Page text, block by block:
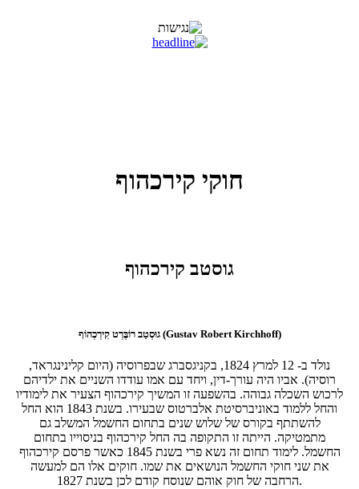
חוקי קירכהוף
גוסטב קירכהוף
גוּסְטַב רוֹבֶּרְט קִירְכְהוֹף (Gustav Robert Kirchhoff)
נולד ב- 12 למרץ 1824, בקניגסברג שבפרוסיה (היום קלינינגראד,
רוסיה). אביו היה עורך-דין, ויחד עם אמו עודדו השניים את ילדיהם
לרכוש השכלה גבוהה. בהשפעה זו המשיך קירכהוף הצעיר את לימודיו
והחל ללמוד באוניברסיטת אלברטוס שבעירו. בשנת 1843 הוא החל
להשתתף בקורס של שלוש שנים בתחום החשמל המשלב גם
מתמטיקה. הייתה זו התקופה בה החל קירכהוף בניסוייו בתחום
החשמל. לימוד תחום זה נשא פרי בשנת 1845 כאשר פרסם קירכהוף
את שני חוקי החשמל הנושאים את שמו. חוקים אלו הם למעשה
הרחבה של חוק אוהם שנוסח קודם לכן בשנת 1827.